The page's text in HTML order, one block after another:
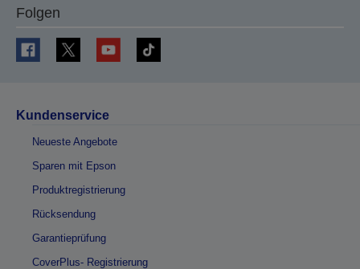
Folgen
Kundenservice
Neueste Angebote
Sparen mit Epson
Produktregistrierung
Rücksendung
Garantieprüfung
CoverPlus- Registrierung